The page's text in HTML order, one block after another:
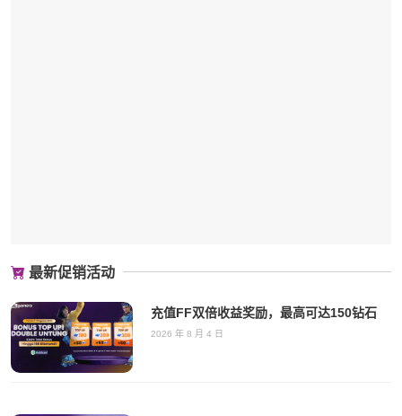
最新促销活动
充值FF双倍收益奖励，最高可达150钻石
2026 年 8 月 4 日